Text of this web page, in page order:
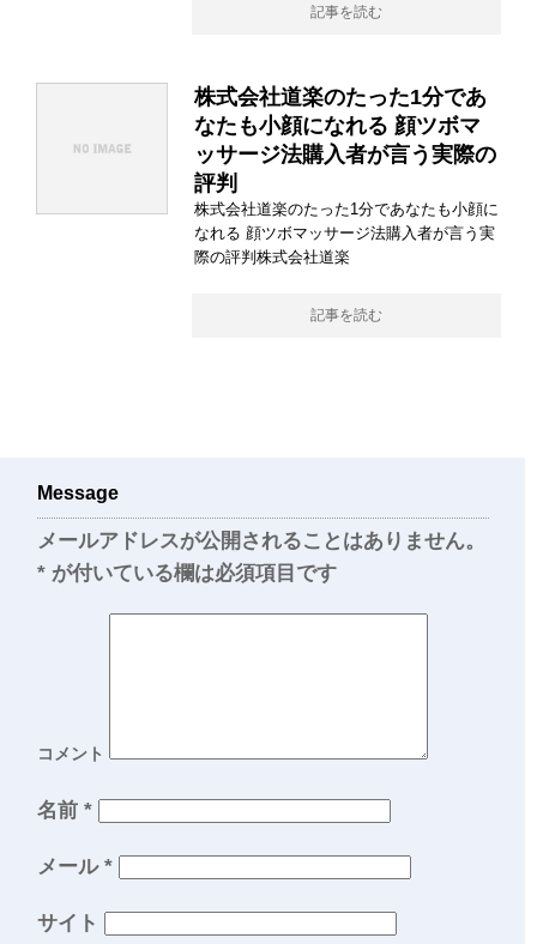
記事を読む
株式会社道楽のたった1分であ
なたも小顔になれる 顔ツボマ
ッサージ法購入者が言う実際の
評判
株式会社道楽のたった1分であなたも小顔に
なれる 顔ツボマッサージ法購入者が言う実
際の評判株式会社道楽
記事を読む
Message
メールアドレスが公開されることはありません。
* が付いている欄は必須項目です
コメント
名前 *
メール *
サイト